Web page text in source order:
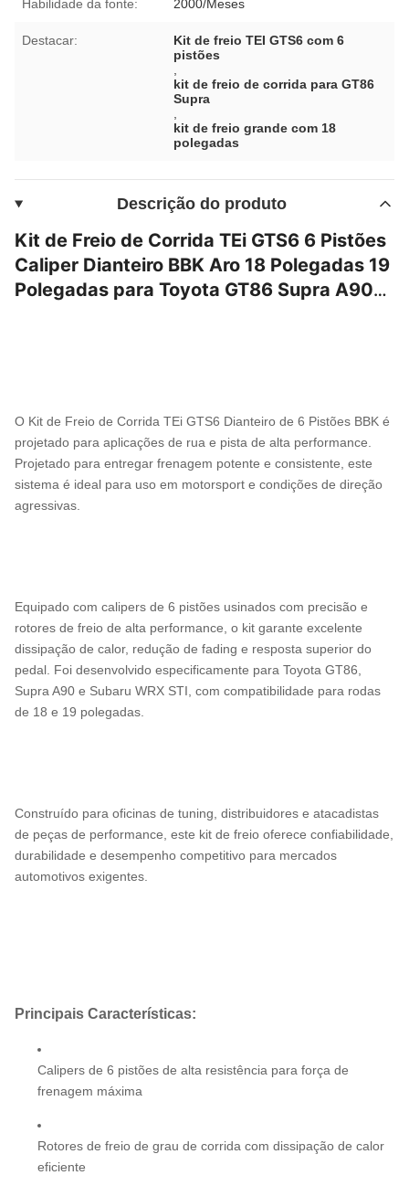
Habilidade da fonte: 2000/Meses
Destacar:
Kit de freio TEI GTS6 com 6
pistões
kit de freio de corrida para GT86
Supra
kit de freio grande com 18
polegadas
Descrição do produto
Kit de Freio de Corrida TEi GTS6 6 Pistões
Caliper Dianteiro BBK Aro 18 Polegadas 19
Polegadas para Toyota GT86 Supra A90
O Kit de Freio de Corrida TEi GTS6 Dianteiro de 6 Pistões BBK é
projetado para aplicações de rua e pista de alta performance.
Projetado para entregar frenagem potente e consistente, este
sistema é ideal para uso em motorsport e condições de direção
agressivas.
Equipado com calipers de 6 pistões usinados com precisão e
rotores de freio de alta performance, o kit garante excelente
dissipação de calor, redução de fading e resposta superior do
pedal. Foi desenvolvido especificamente para Toyota GT86,
Supra A90 e Subaru WRX STI, com compatibilidade para rodas
de 18 e 19 polegadas.
Construído para oficinas de tuning, distribuidores e atacadistas
de peças de performance, este kit de freio oferece confiabilidade,
durabilidade e desempenho competitivo para mercados
automotivos exigentes.
Principais Características:
Calipers de 6 pistões de alta resistência para força de
frenagem máxima
Rotores de freio de grau de corrida com dissipação de calor
eficiente